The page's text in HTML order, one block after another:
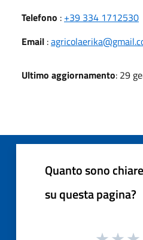
Telefono : +39 334 1712530
Email :
Ultimo aggiornamento: 29
Quanto sono
su questa pagina?